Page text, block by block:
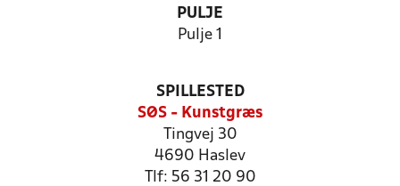
PULJE
Pulje 1
SPILLESTED
SØS - Kunstgræs
Tingvej 30
4690 Haslev
Tlf: 56 31 20 90